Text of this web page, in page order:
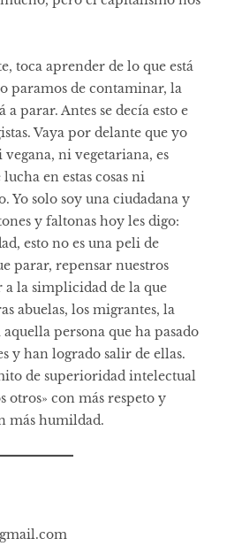
toca aprender de lo que está
paramos de contaminar, la
parar. Antes se decía esto e
Vaya por delante que yo
ni vegetariana, es
en estas cosas ni
Yo solo soy una ciudadana y
y faltonas hoy les digo:
esto no es una peli de
parar, repensar nuestros
la simplicidad de la que
abuelas, los migrantes, la
persona que ha pasado
y han logrado salir de ellas.
de superioridad intelectual
otros» con más respeto y
más humildad.